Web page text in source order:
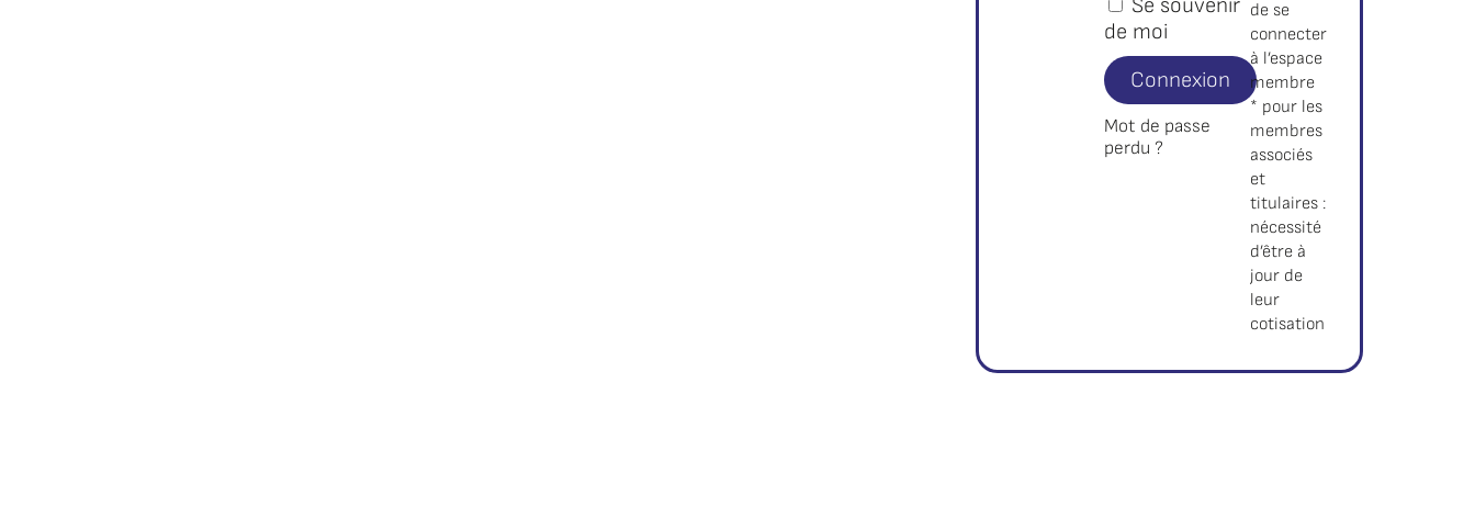
Se souvenir
de moi
Connexion
Mot de passe
perdu ?
de se
connecter
à l’espace
membre
* pour les
membres
associés
et
titulaires :
nécessité
d’être à
jour de
leur
cotisation